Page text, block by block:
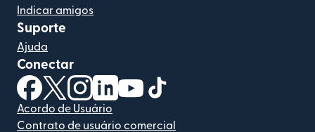
Indicar amigos
Suporte
Ajuda
Conectar
(abre em uma nova janela)
(abre em uma nova janela)
(abre em uma nova janela)
(abre em uma nova janela)
(abre em uma nova janela)
Acordo de Usuário
Contrato de usuário comercial